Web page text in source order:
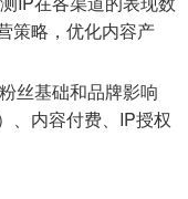
策略，优化内容产
丝基础和品牌影响
、内容付费、IP授权